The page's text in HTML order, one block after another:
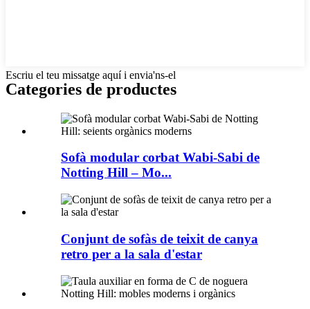
Escriu el teu missatge aquí i envia'ns-el
Categories de productes
Sofà modular corbat Wabi-Sabi de
Notting Hill – Mo...
Conjunt de sofàs de teixit de canya
retro per a la sala d'estar